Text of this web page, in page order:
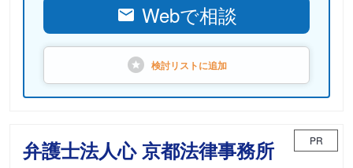
Webで相談
検討リストに追加
弁護士法人心 京都法律事務所 PR